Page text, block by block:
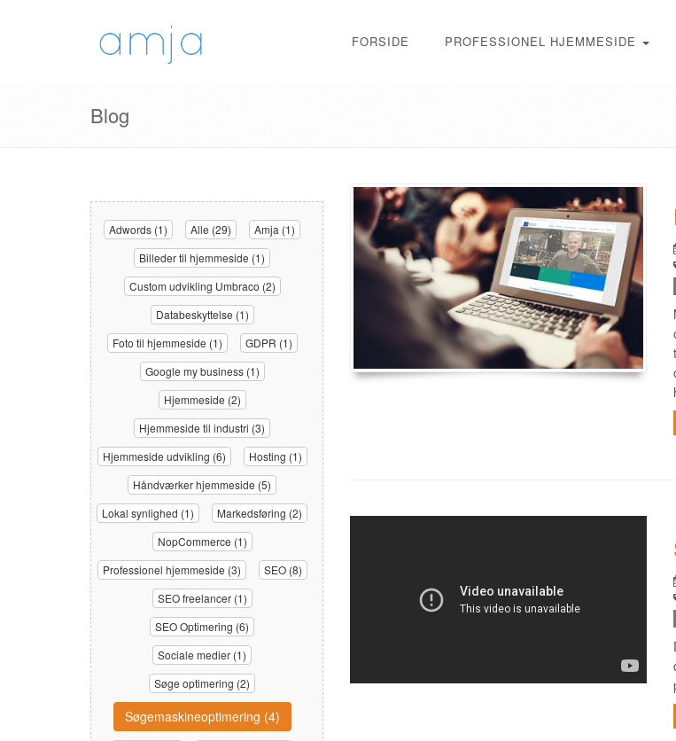
FORSIDE
PROFESSIONEL HJEMMESIDE
Blog
Adwords (1) Alle (29)
Amja (1)
Billeder til hjemmeside (1)
Custom udvikling Umbraco (2)
Databeskyttelse (1)
Foto til hjemmeside (1)
GDPR (1)
Google my business (1)
Hjemmeside (2)
Hjemmeside til industri (3)
Hjemmeside udvikling (6)
Hosting (1)
Håndværker hjemmeside (5)
Lokal synlighed (1)
Markedsføring (2)
NopCommerce (1)
Professionel hjemmeside (3)
SEO (8)
SEO freelancer (1)
SEO Optimering (6)
Sociale medier (1)
Søge optimering (2)
Søgemaskineoptimering (4)